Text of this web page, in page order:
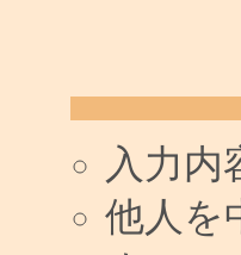
入力
他人を